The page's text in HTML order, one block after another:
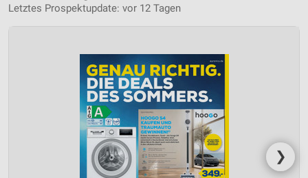
Letztes Prospektupdate: vor 12 Tagen
❯